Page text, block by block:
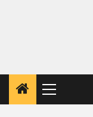
Menú
principal